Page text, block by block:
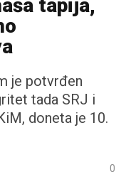
tapija,
je potvrđen
tada SRJ i
doneta je 10.
0